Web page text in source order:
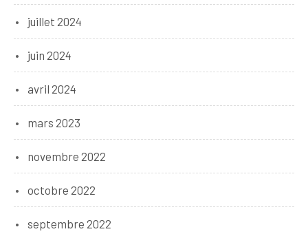
juillet 2024
juin 2024
avril 2024
mars 2023
novembre 2022
octobre 2022
septembre 2022